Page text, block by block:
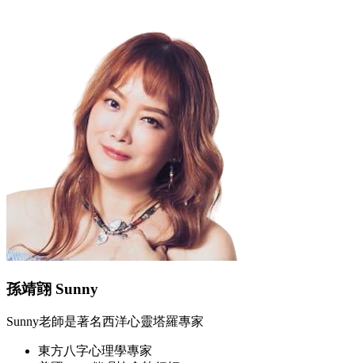
孫靖翧 Sunny
Sunny老師是著名西洋心靈塔羅專家
東方八字心理學專家